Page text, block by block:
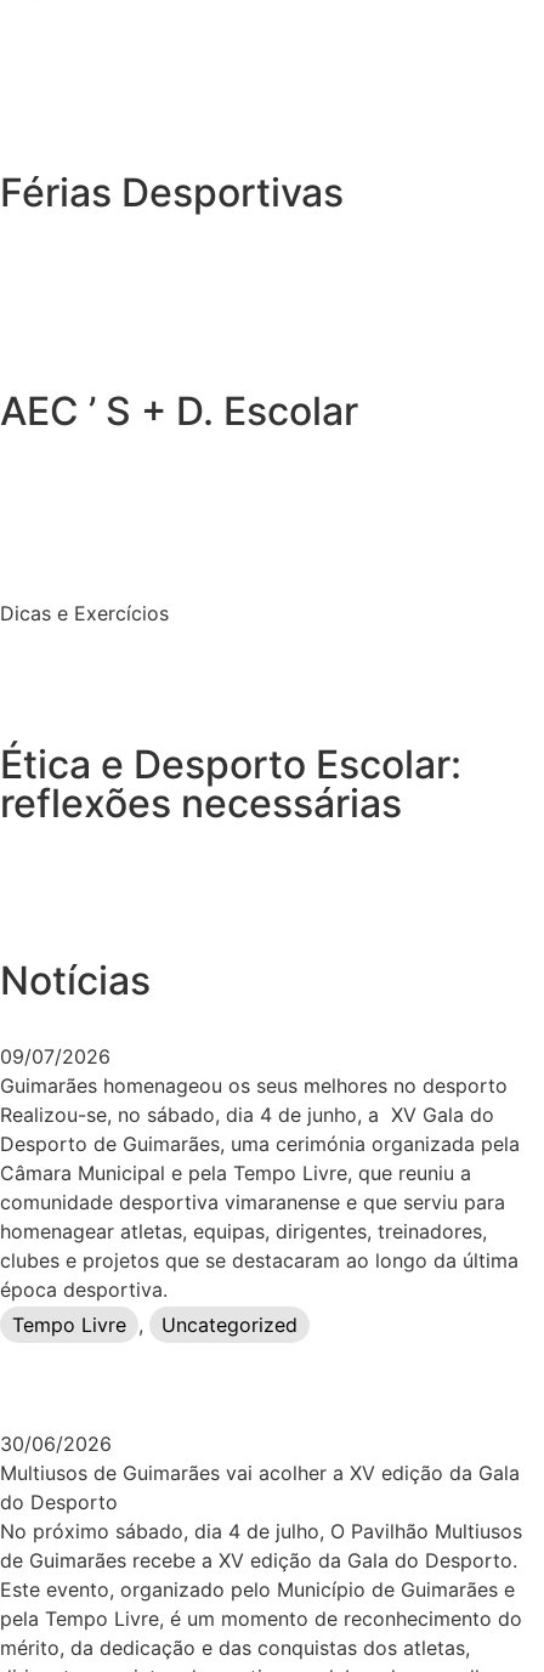
Férias Desportivas
AEC ’ S + D. Escolar
Dicas e Exercícios
Ética e Desporto Escolar:
reflexões necessárias
Notícias
09/07/2026
Guimarães homenageou os seus melhores no desporto
Realizou-se, no sábado, dia 4 de junho, a XV Gala do
Desporto de Guimarães, uma cerimónia organizada pela
Câmara Municipal e pela Tempo Livre, que reuniu a
comunidade desportiva vimaranense e que serviu para
homenagear atletas, equipas, dirigentes, treinadores,
clubes e projetos que se destacaram ao longo da última
época desportiva.
Tempo Livre , Uncategorized
30/06/2026
Multiusos de Guimarães vai acolher a XV edição da Gala
do Desporto
No próximo sábado, dia 4 de julho, O Pavilhão Multiusos
de Guimarães recebe a XV edição da Gala do Desporto.
Este evento, organizado pelo Município de Guimarães e
pela Tempo Livre, é um momento de reconhecimento do
mérito, da dedicação e das conquistas dos atletas,